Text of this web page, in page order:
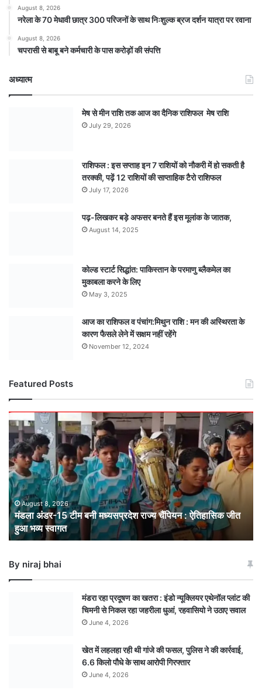
August 8, 2026
नरेला के 70 मेधावी छात्र 300 परिजनों के साथ निःशुल्क ब्रज दर्शन यात्रा पर रवाना
August 8, 2026
चपरासी से बाबू बने कर्मचारी के पास करोड़ों की संपत्ति
अध्यात्म
मेष से मीन राशि तक आज का दैनिक राशिफल मेष राशि
July 29, 2026
राशिफल : इस सप्ताह इन 7 राशियों को नौकरी में हो सकती है
तरक्की, पढ़ें 12 राशियों की साप्ताहिक टैरो राशिफल
July 17, 2026
पढ़-लिखकर बड़े अफसर बनते हैं इस मूलांक के जातक,
August 14, 2025
कोल्ड स्टार्ट सिद्धांत: पाकिस्तान के परमाणु ब्लैकमेल का
मुकाबला करने के लिए
May 3, 2025
आज का राशिफल व पंचांग:मिथुन राशि : मन की अस्थिरता के
कारण फैसले लेने में सक्षम नहीं रहेंगे
November 12, 2024
Featured Posts
अंडर-15
टीम
बनी
मध्यसप्रदेश
राज्य
चैंपियन
: ऐतिहासिक
जीत
हुआ
भव्य
August 8, 2026
मंडला अंडर-15 टीम बनी मध्यसप्रदेश राज्य चैंपियन : ऐतिहासिक जीत
हुआ भव्य स्वागत
By niraj bhai
मंडरा रहा प्रदूषण का खतरा : इंडो न्यूक्लियर एथेनॉल प्लांट की
चिमनी से निकल रहा जहरीला धुआं, रहवासियो ने उठाए सवाल
June 4, 2026
खेत में लहलहा रही थी गांजे की फसल, पुलिस ने की कार्रवाई,
6.6 किलो पौधे के साथ आरोपी गिरफ्तार
June 4, 2026